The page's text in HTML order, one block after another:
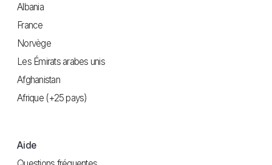
Albania
France
Norvège
Les Émirats arabes unis
Afghanistan
Afrique (+25 pays)
Aide